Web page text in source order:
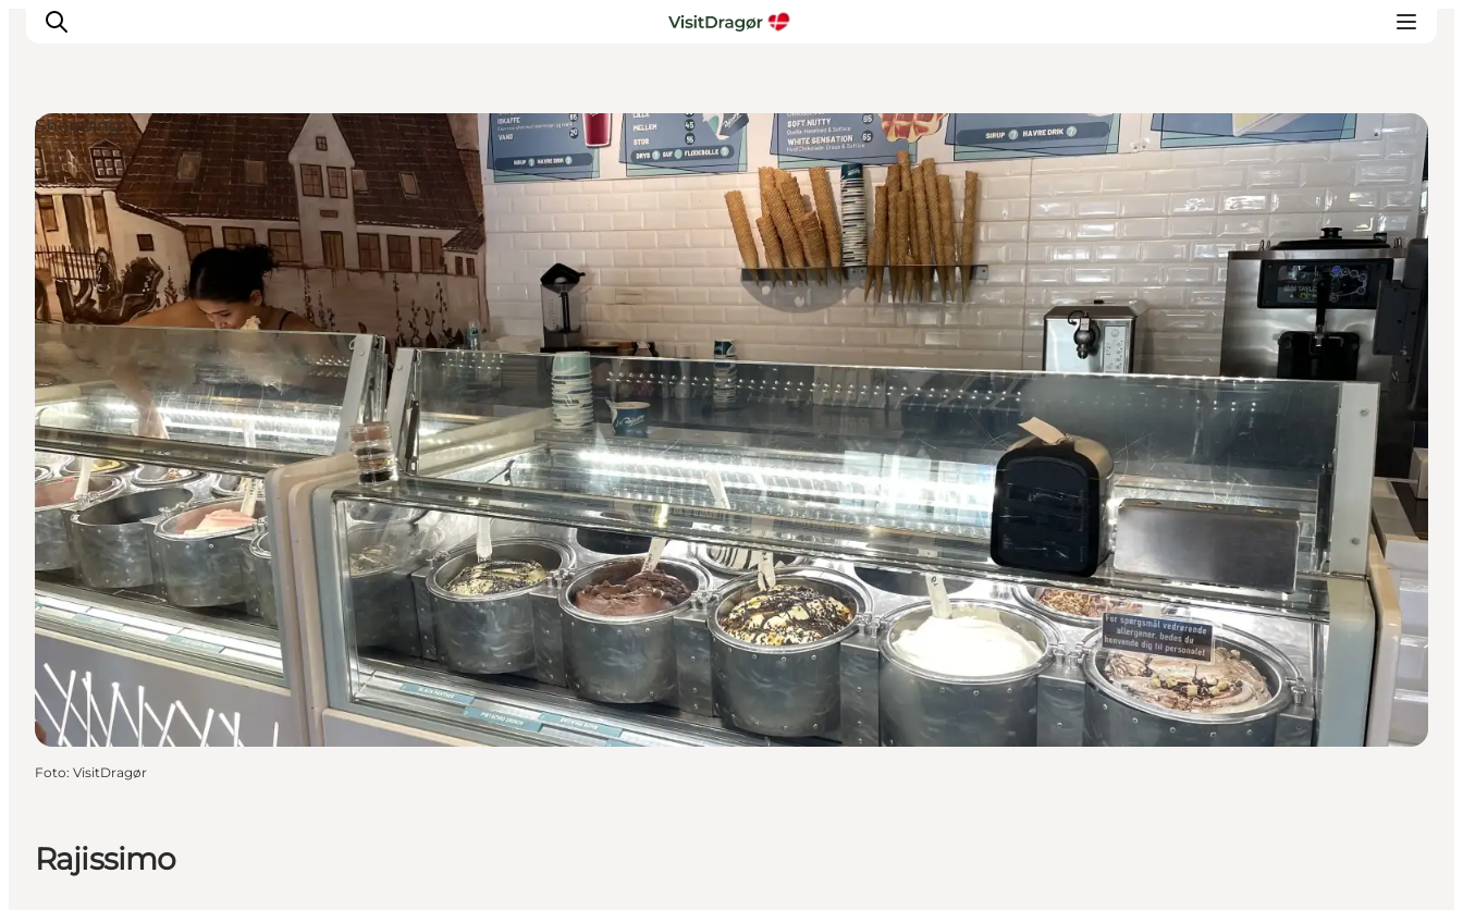
Oplev
Kultur & Historie
Byliv & Mad
Natur & Friluftsliv
For børn
Praktisk
Rajissimo
Shopping
Foto: VisitDragør